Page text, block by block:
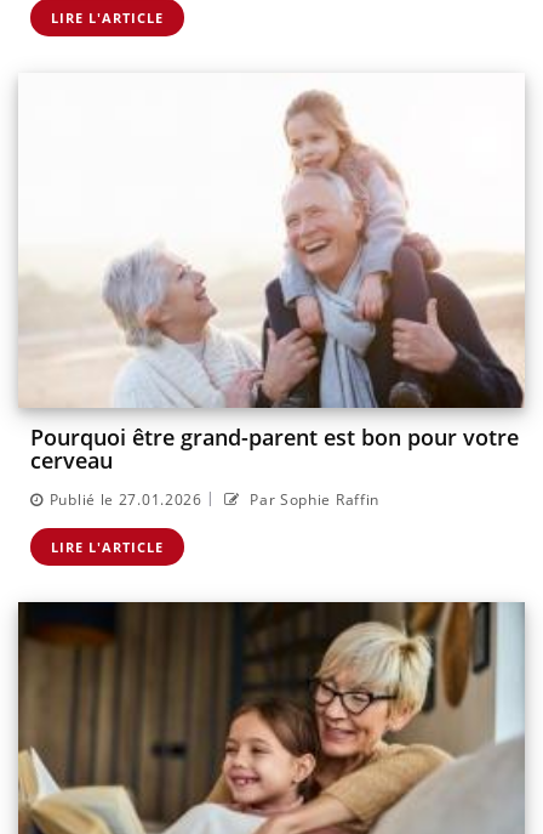
LIRE L'ARTICLE
Pourquoi être grand-parent est bon pour votre
cerveau
Publié le 27.01.2026 | Par Sophie Raffin
LIRE L'ARTICLE